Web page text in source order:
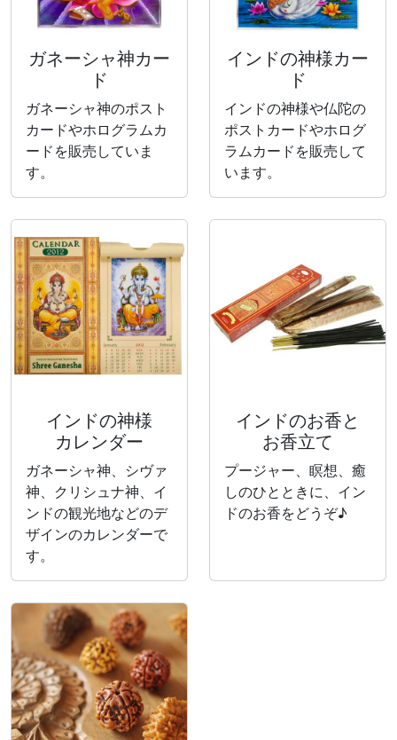
ガネーシャ神カー
ド
ガネーシャ神のポスト
カードやホログラムカ
ードを販売していま
す。
インドの神様カー
ド
インドの神様や仏陀の
ポストカードやホログ
ラムカードを販売して
います。
インドの神様
カレンダー
ガネーシャ神、シヴァ
神、クリシュナ神、イ
ンドの観光地などのデ
ザインのカレンダーで
す。
インドのお香と
お香立て
プージャー、瞑想、癒
しのひとときに、イン
ドのお香をどうぞ♪